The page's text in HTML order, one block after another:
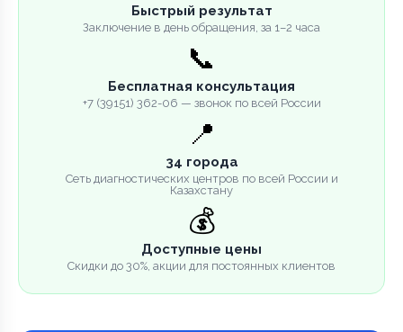
Быстрый результат
Заключение в день обращения, за 1–2 часа
📞
Бесплатная консультация
+7 (39151) 362-06 — звонок по всей России
📍
34 города
Сеть диагностических центров по всей России и
Казахстану
💰
Доступные цены
Скидки до 30%, акции для постоянных клиентов